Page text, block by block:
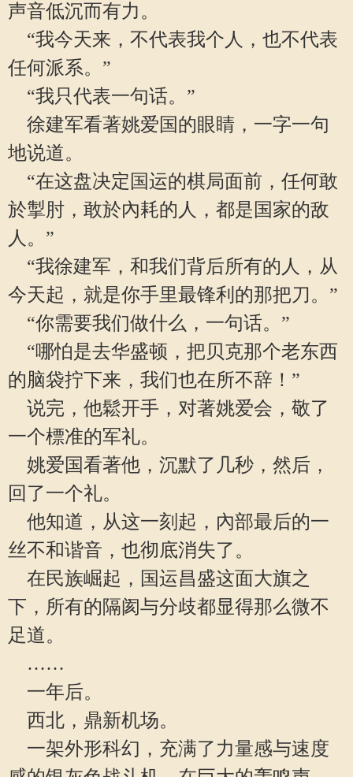
声音低沉而有力。
“我今天来，不代表我个人，也不代表
任何派系。”
“我只代表一句话。”
徐建军看著姚爱国的眼睛，一字一句
地说道。
“在这盘决定国运的棋局面前，任何敢
於掣肘，敢於內耗的人，都是国家的敌
人。”
“我徐建军，和我们背后所有的人，从
今天起，就是你手里最锋利的那把刀。”
“你需要我们做什么，一句话。”
“哪怕是去华盛顿，把贝克那个老东西
的脑袋拧下来，我们也在所不辞！”
说完，他鬆开手，对著姚爱会，敬了
一个標准的军礼。
姚爱国看著他，沉默了几秒，然后，
回了一个礼。
他知道，从这一刻起，內部最后的一
丝不和谐音，也彻底消失了。
在民族崛起，国运昌盛这面大旗之
下，所有的隔阂与分歧都显得那么微不
足道。
……
一年后。
西北，鼎新机场。
一架外形科幻，充满了力量感与速度